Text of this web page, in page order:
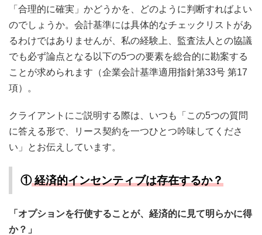
「合理的に確実」かどうかを、どのように判断すればよい
のでしょうか。会計基準には具体的なチェックリストがあ
るわけではありませんが、私の経験上、監査法人との協議
でも必ず論点となる以下の5つの要素を総合的に勘案する
ことが求められます（企業会計基準適用指針第33号 第17
項）。
クライアントにご説明する際は、いつも「この5つの質問
に答える形で、リース契約を一つひとつ吟味してくださ
い」とお伝えしています。
①経済的インセンティブは存在するか？
「オプションを行使することが、経済的に見て明らかに得
か？」